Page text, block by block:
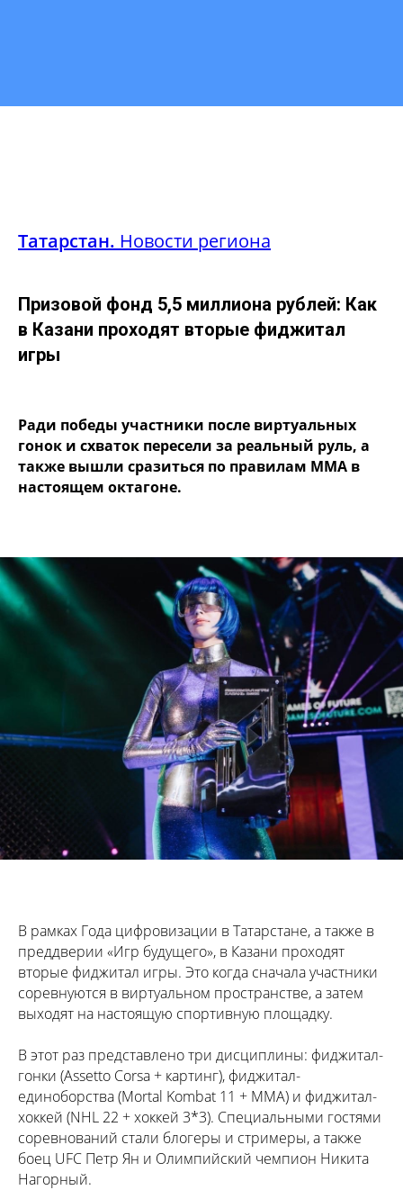
Татарстан. Новости региона
Призовой фонд 5,5 миллиона рублей: Как
в Казани проходят вторые фиджитал
игры
Ради победы участники после виртуальных
гонок и схваток пересели за реальный руль, а
также вышли сразиться по правилам MMA в
настоящем октагоне.
В рамках Года цифровизации в Татарстане, а также в
преддверии «Игр будущего», в Казани проходят
вторые фиджитал игры. Это когда сначала участники
соревнуются в виртуальном пространстве, а затем
выходят на настоящую спортивную площадку.
В этот раз представлено три дисциплины: фиджитал-
гонки (Assetto Corsa + картинг), фиджитал-
единоборства (Mortal Kombat 11 + MMA) и фиджитал-
хоккей (NHL 22 + хоккей 3*3). Специальными гостями
соревнований стали блогеры и стримеры, а также
боец UFC Петр Ян и Олимпийский чемпион Никита
Нагорный.